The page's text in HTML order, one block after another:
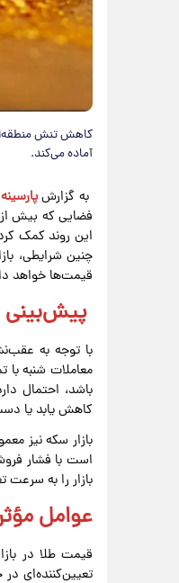
آماده می‌کند.
به گزارش پارسینه
فضایی که بیش
این روند کمک
چنین شرایطی،
قیمت‌ها خواهد
پیش‌بینی قیمت
معاملات شنبه با
کاهش یابد یا
است با فشار
بازار را به سرعت
عوامل
قیمت طلا در